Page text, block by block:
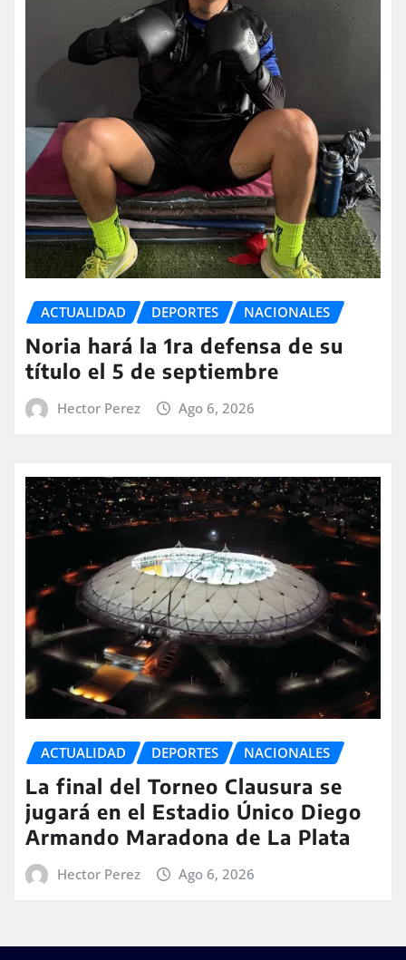
ACTUALIDAD DEPORTES NACIONALES
Noria hará la 1ra defensa de su
título el 5 de septiembre
Hector Perez Ago 6, 2026
ACTUALIDAD DEPORTES NACIONALES
La final del Torneo Clausura se
jugará en el Estadio Único Diego
Armando Maradona de La Plata
Hector Perez Ago 6, 2026